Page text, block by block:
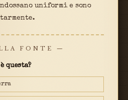
uniformi e sono
FONTE —
questa?